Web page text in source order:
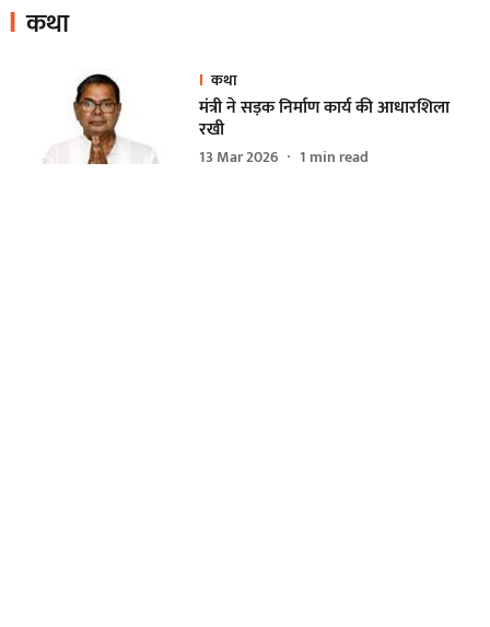
कथा
कथा
मंत्री ने सड़क निर्माण कार्य की आधारशिला
रखी
13 Mar 2026 1 min read